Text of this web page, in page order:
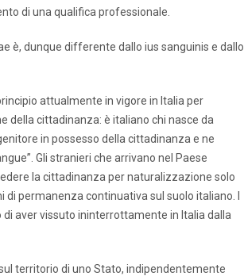
di una qualifica professionale.
è, dunque differente dallo ius sanguinis e dallo
attualmente in vigore in Italia per
della cittadinanza: è italiano chi nasce da
in possesso della cittadinanza e ne
Gli stranieri che arrivano nel Paese
la cittadinanza per naturalizzazione solo
di permanenza continuativa sul suolo italiano. I
aver vissuto ininterrottamente in Italia dalla
territorio di uno Stato, indipendentemente